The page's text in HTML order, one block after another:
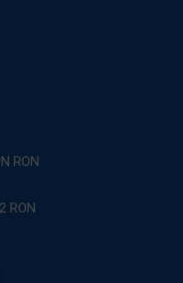
RON
RON